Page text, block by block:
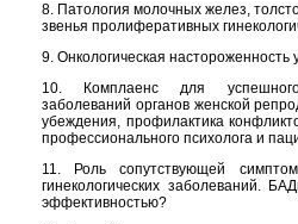
8. Патология молочных желез,
звенья пролиферативных
9. Онкологическая
10. Комплаенс для
заболеваний органов женской
убеждения, профилактика
профессионального психолога и
11. Роль сопутствующей
гинекологических заболеваний.
эффективностью?